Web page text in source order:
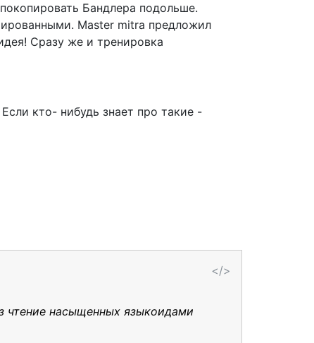
Бандлера подольше.
Master mitra предложил
Сразу же и тренировка
кто- нибудь знает про такие -
</>
чтение насыщенных языкоидами